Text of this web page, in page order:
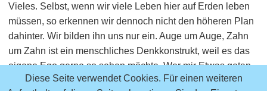
Diese Seite verwendet Cookies. Für einen weiteren
Vieles. Selbst, wenn wir viele Leben hier auf Erden leben
müssen, so erkennen wir dennoch nicht den höheren Plan
dahinter. Wir bilden ihn uns nur ein. Auge um Auge, Zahn
um Zahn ist ein menschliches Denkkonstrukt, weil es das
eigene Ego gerne so sehen möchte. Wer mir Etwas getan
hat, bekommt es zurück. In den Augen eines höheren